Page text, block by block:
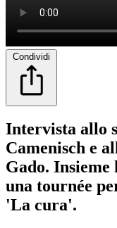
Condividi
Intervista allo
Camenisch e
Gado. Insieme
una tournée
'La cura'.